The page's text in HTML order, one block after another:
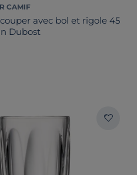
CAMIF
avec bol et rigole 45
Dubost